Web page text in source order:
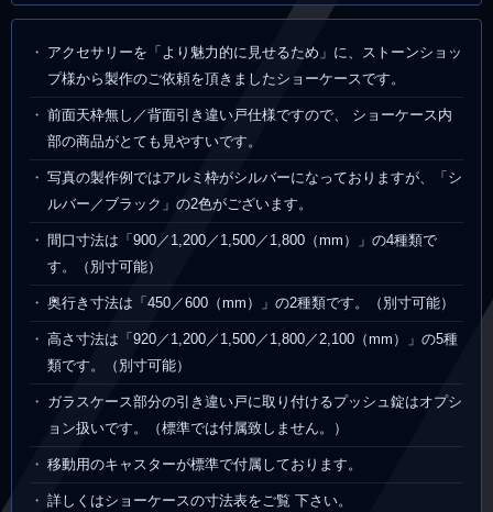
アクセサリーを「より魅力的に見せるため」に、ストーンショッ
プ様から製作のご依頼を頂きましたショーケースです。
前面天枠無し／背面引き違い戸仕様ですので、 ショーケース内
部の商品がとても見やすいです。
写真の製作例ではアルミ枠がシルバーになっておりますが、「シ
ルバー／ブラック」の2色がございます。
間口寸法は「900／1,200／1,500／1,800（mm）」の4種類で
す。（別寸可能）
奥行き寸法は「450／600（mm）」の2種類です。（別寸可能）
高さ寸法は「920／1,200／1,500／1,800／2,100（mm）」の5種
類です。（別寸可能）
ガラスケース部分の引き違い戸に取り付けるプッシュ錠はオプシ
ョン扱いです。（標準では付属致しません。）
移動用のキャスターが標準で付属しております。
詳しくはショーケースの寸法表をご覧 下さい。